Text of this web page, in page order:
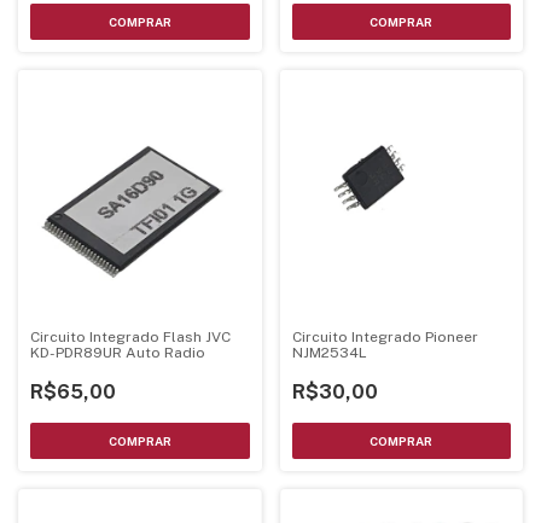
Circuito Integrado Flash JVC
KD-PDR89UR Auto Radio
R$65,00
Circuito Integrado Pioneer
NJM2534L
R$30,00